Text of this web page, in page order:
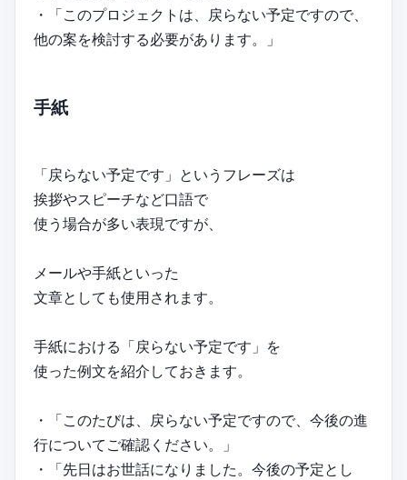
・「このプロジェクトは、戻らない予定ですので、
他の案を検討する必要があります。」
手紙
「戻らない予定です」というフレーズは
挨拶やスピーチなど口語で
使う場合が多い表現ですが、
メールや手紙といった
文章としても使用されます。
手紙における「戻らない予定です」を
使った例文を紹介しておきます。
・「このたびは、戻らない予定ですので、今後の進
行についてご確認ください。」
・「先日はお世話になりました。今後の予定とし